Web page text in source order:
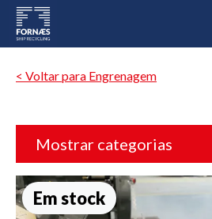
< Voltar para Engrenagem
Mostrar categorias
Em stock